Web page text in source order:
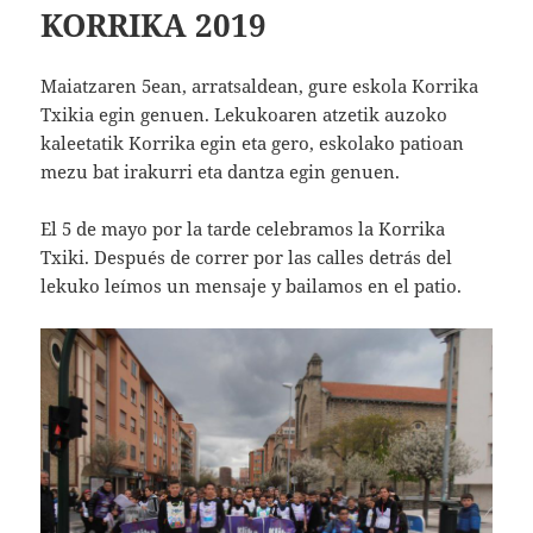
KORRIKA 2019
Maiatzaren 5ean, arratsaldean, gure eskola Korrika
Txikia egin genuen. Lekukoaren atzetik auzoko
kaleetatik Korrika egin eta gero, eskolako patioan
mezu bat irakurri eta dantza egin genuen.
El 5 de mayo por la tarde celebramos la Korrika
Txiki. Después de correr por las calles detrás del
lekuko leímos un mensaje y bailamos en el patio.